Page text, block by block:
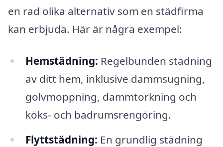
en rad olika alternativ som en städfirma
kan erbjuda. Här är några exempel:
Hemstädning: Regelbunden städning
av ditt hem, inklusive dammsugning,
golvmoppning, dammtorkning och
köks- och badrumsrengöring.
Flyttstädning: En grundlig städning